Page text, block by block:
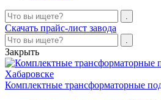
Скачать прайс-лист завода
Закрыть
Комплектные трансформаторные